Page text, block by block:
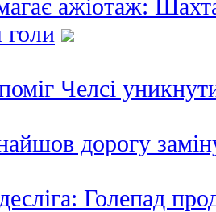
ажіотаж:
голи
Челсі
дорогу
Голепад